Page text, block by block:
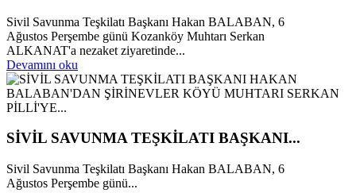
Sivil Savunma Teşkilatı Başkanı Hakan BALABAN, 6
Ağustos Perşembe günü Kozanköy Muhtarı Serkan
ALKANAT'a nezaket ziyaretinde...
Devamını oku
SİVİL SAVUNMA TEŞKİLATI BAŞKANI...
Sivil Savunma Teşkilatı Başkanı Hakan BALABAN, 6
Ağustos Perşembe günü...